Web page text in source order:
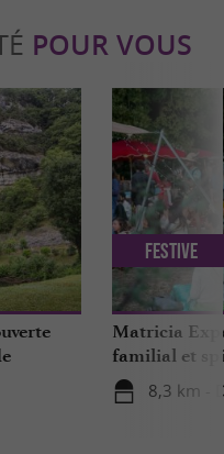
POUR VOUS
Matricia
familial et
ariégeoise
8,3 km -
Festive